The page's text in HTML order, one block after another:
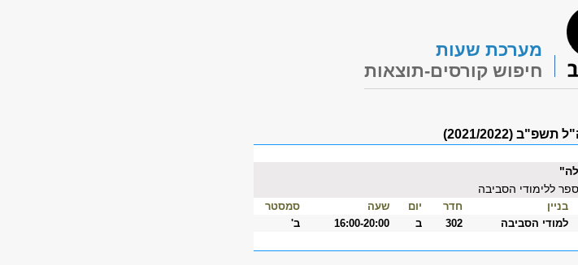
מערכת שעות
חיפוש קורסים-תוצאות
(2021/2022)
ללימודי הסביבה
בניין חדר יום שעה
סמסטר
למודי הסביבה 302 ב 16:00-20:00
ב'